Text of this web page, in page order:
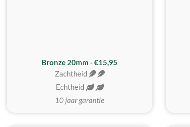
Bronze 20mm - €15,95
Zachtheid
Echtheid
10 jaar garantie